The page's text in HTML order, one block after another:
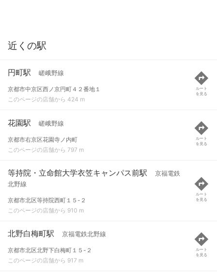
近くの駅
円町駅 嵯峨野線
京都市中京区西ノ京円町４２番地１
このページの店舗から 424 m
ルート
を見る
花園駅 嵯峨野線
京都市右京区花園寺ノ内町
このページの店舗から 797 m
ルート
を見る
等持院・立命館大学衣笠キャンパス前駅
京福電鉄
北野線
京都市北区等持院西町１５-２
このページの店舗から 910 m
ルート
を見る
北野白梅町駅 京福電鉄北野線
京都市北区北野下白梅町１５-２
このページの店舗から 917 m
ルート
を見る